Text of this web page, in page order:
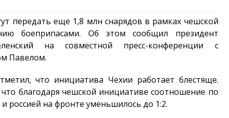
передать еще 1,8 млн снарядов в рамках чешской
боеприпасами. Об этом сообщил президент
на совместной пресс-конференции с
Павелом.
что инициатива Чехии работает блестяще.
благодаря чешской инициативе соотношение по
россией на фронте уменьшилось до 1:2.